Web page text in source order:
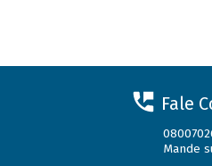
Fale
Mande